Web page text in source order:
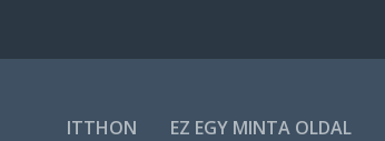
ITTHON EZ EGY MINTA OLDAL